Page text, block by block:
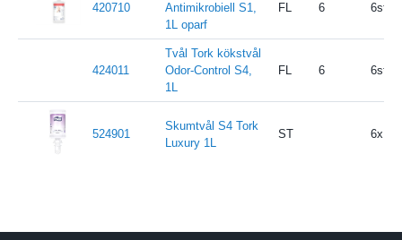
420710
Antimikrobiell S1,
1L oparf
FL 6 6st/
424011
Tvål Tork kökstvål
Odor-Control S4,
1L
FL 6 6st/
524901
Skumtvål S4 Tork
Luxury 1L
ST 6x1L/